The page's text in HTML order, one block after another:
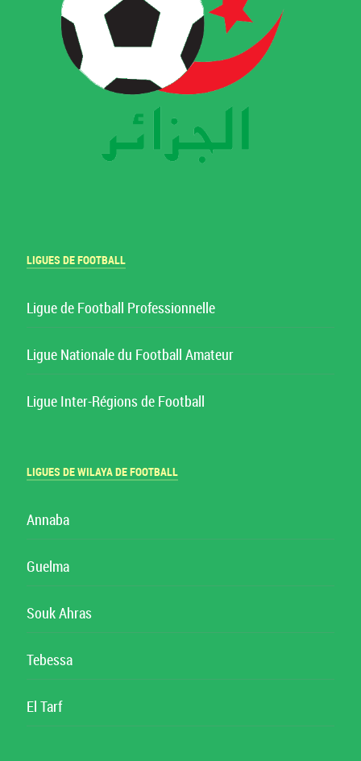
LIGUES DE FOOTBALL
Ligue de Football Professionnelle
Ligue Nationale du Football Amateur
Ligue Inter-Régions de Football
LIGUES DE WILAYA DE FOOTBALL
Annaba
Guelma
Souk Ahras
Tebessa
El Tarf